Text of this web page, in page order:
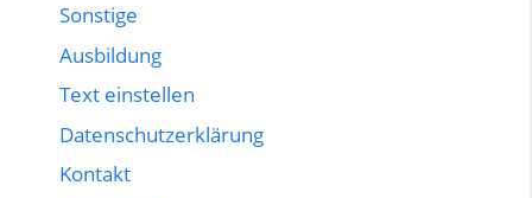
Sonstige
Ausbildung
Text einstellen
Datenschutzerklärung
Kontakt